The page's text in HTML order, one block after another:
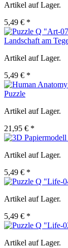
Artikel auf Lager.
5,49 € *
Landschaft am
Artikel auf Lager.
5,49 € *
Puzzle
Artikel auf Lager.
21,95 € *
Artikel auf Lager.
5,49 € *
Artikel auf Lager.
5,49 € *
Artikel auf Lager.